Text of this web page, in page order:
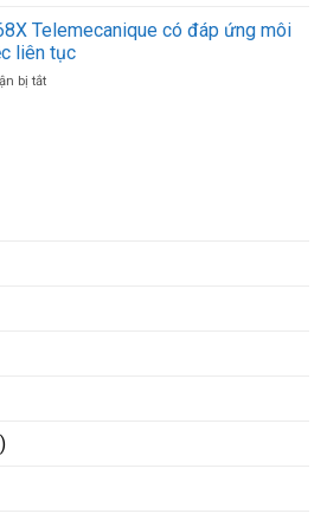
Veichi
suất
9013FHG34J55M1X
Telemecanique
tần
GS270-
T3-
075K
Telemecanique có đáp ứng môi
liên tục
bị tắtở